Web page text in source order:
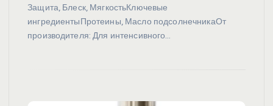
Защита, Блеск, МягкостьКлючевые
ингредиентыПротеины, Масло подсолнечникаОт
производителя: Для интенсивного…